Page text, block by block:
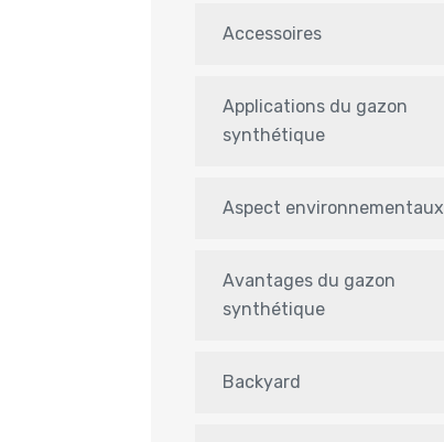
Accessoires
Applications du gazon
synthétique
Aspect environnementaux
Avantages du gazon
synthétique
Backyard